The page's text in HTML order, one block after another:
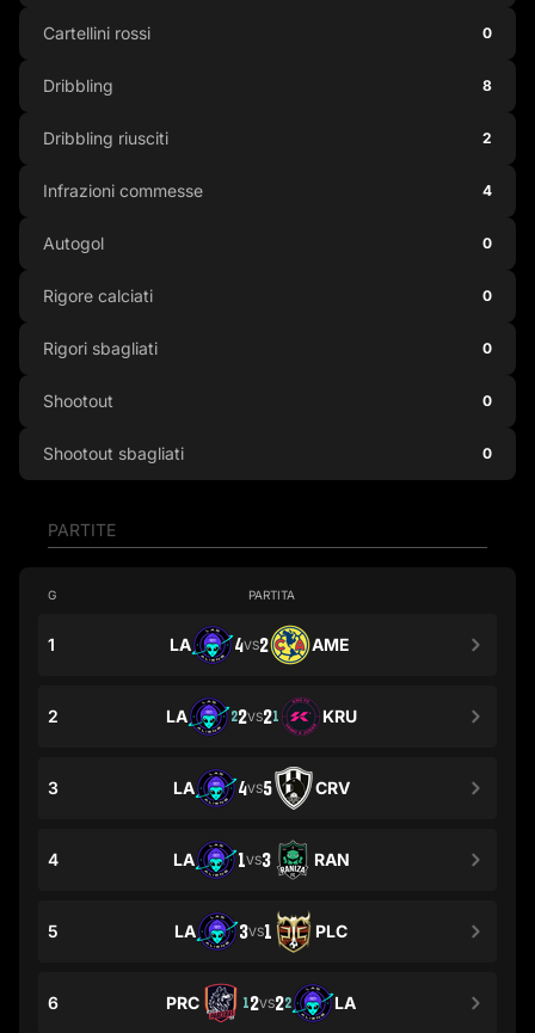
PARTITE
G PARTITA
1 LA 4VS2 AME
2 LA 22VS21 KRU
3 LA 4VS5 CRV
4 LA 1VS3 RAN
5 LA 3VS1 PLC
6 PRC 12VS22 LA
Cartellini rossi 0
Dribbling 8
Dribbling riusciti 2
Infrazioni commesse 4
Autogol 0
Rigore calciati 0
Rigori sbagliati 0
Shootout 0
Shootout sbagliati 0